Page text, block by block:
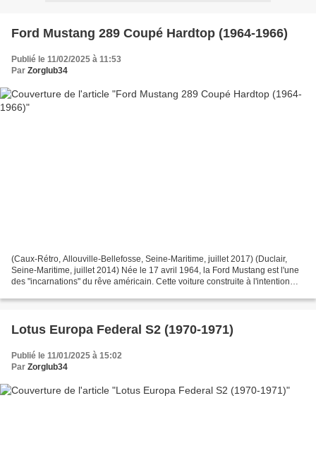
Ford Mustang 289 Coupé Hardtop (1964-1966)
Publié le 11/02/2025 à 11:53
Par Zorglub34
(Caux-Rétro, Allouville-Bellefosse, Seine-Maritime, juillet 2017) (Duclair,
Seine-Maritime, juillet 2014) Née le 17 avril 1964, la Ford Mustang est l'une
des "incarnations" du rêve américain. Cette voiture construite à l'intention
Lotus Europa Federal S2 (1970-1971)
Publié le 11/01/2025 à 15:02
Par Zorglub34